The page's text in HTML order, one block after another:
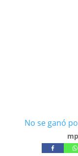
No se ganó